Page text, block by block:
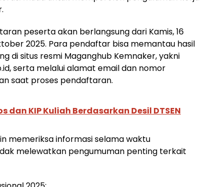
peserta akan berlangsung dari Kamis, 16
2025. Para pendaftar bisa memantau hasil
di situs resmi Maganghub Kemnaker, yakni
serta melalui alamat email dan nomor
saat proses pendaftaran.
dan KIP Kuliah Berdasarkan Desil DTSEN
memeriksa informasi selama waktu
melewatkan pengumuman penting terkait